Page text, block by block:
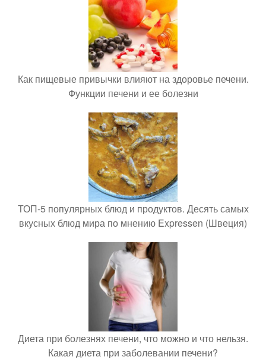
Как пищевые привычки влияют на здоровье печени.
Функции печени и ее болезни
ТОП-5 популярных блюд и продуктов. Десять самых
вкусных блюд мира по мнению Expressen (Швеция)
Диета при болезнях печени, что можно и что нельзя.
Какая диета при заболевании печени?